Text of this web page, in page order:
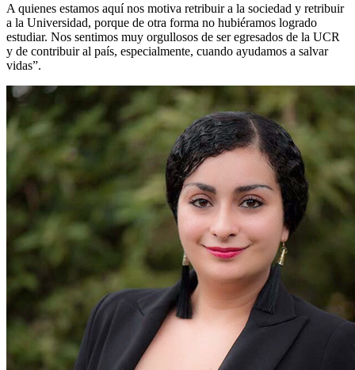
A quienes estamos aquí nos motiva retribuir a la sociedad y retribuir
a la Universidad, porque de otra forma no hubiéramos logrado
estudiar. Nos sentimos muy orgullosos de ser egresados de la UCR
y de contribuir al país, especialmente, cuando ayudamos a salvar
vidas”.